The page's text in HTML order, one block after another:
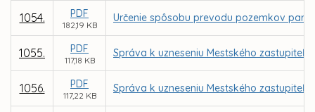
1054. PDF
182,19 KB
Určenie spôsobu prevodu pozemkov parc.
1055. PDF
117,18 KB
Správa k uzneseniu Mestského
1056. PDF
117,22 KB
Správa k uzneseniu Mestského